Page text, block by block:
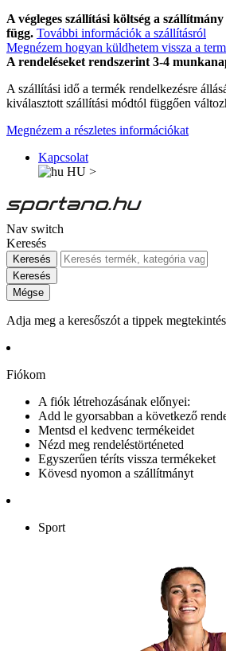
A végleges szállítási költség a
függ. További információk a szállításról
Megnézem hogyan küldhetem vissza a
A rendeléseket rendszerint 3-4
A szállítási idő a termék rendelkezésre
kiválasztott szállítási módtól függően
Megnézem a részletes információkat
Kapcsolat
HU >
Nav switch
Keresés
Keresés
Keresés
Mégse
Adja meg a keresőszót a tippek
Fiókom
A fiók létrehozásának előnyei:
Add le gyorsabban a következő
Mentsd el kedvenc termékeidet
Nézd meg rendeléstörténeted
Egyszerűen téríts vissza termékeket
Kövesd nyomon a szállítmányt
Sport